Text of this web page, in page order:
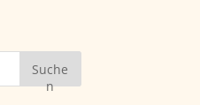
Suche
n